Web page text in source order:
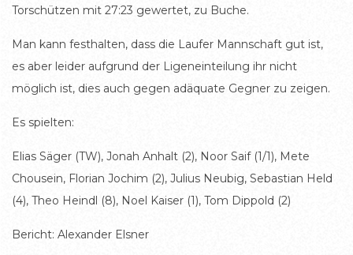
Torschützen mit 27:23 gewertet, zu Buche.
Man kann festhalten, dass die Laufer Mannschaft gut ist,
es aber leider aufgrund der Ligeneinteilung ihr nicht
möglich ist, dies auch gegen adäquate Gegner zu zeigen.
Es spielten:
Elias Säger (TW), Jonah Anhalt (2), Noor Saif (1/1), Mete
Chousein, Florian Jochim (2), Julius Neubig, Sebastian Held
(4), Theo Heindl (8), Noel Kaiser (1), Tom Dippold (2)
Bericht: Alexander Elsner